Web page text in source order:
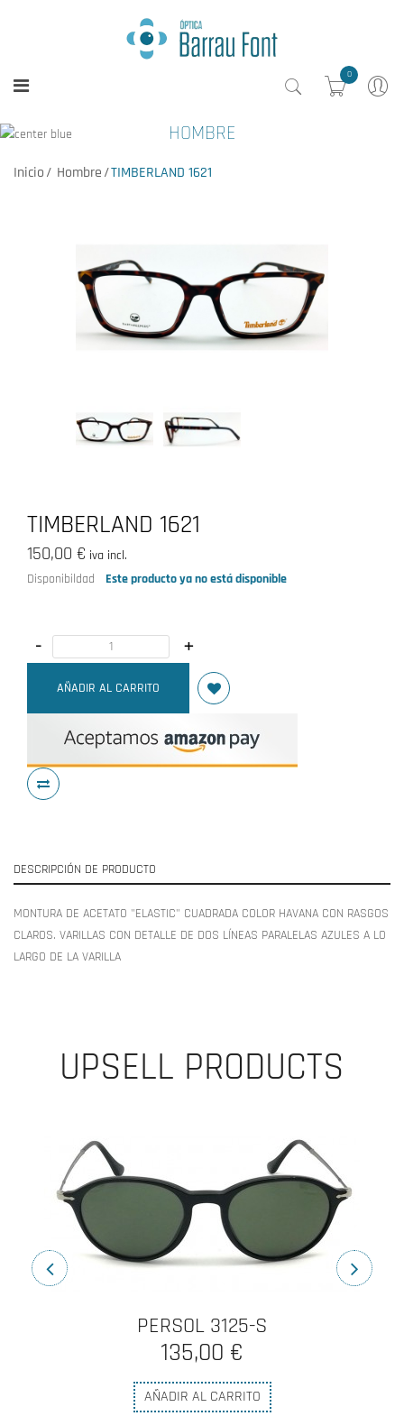
0
HOMBRE
Inicio Hombre TIMBERLAND 1621
TIMBERLAND 1621
150,00 € iva incl.
Disponibildad
Este producto ya no está disponible
- +
AÑADIR AL CARRITO
DESCRIPCIÓN DE PRODUCTO
MONTURA DE ACETATO "ELASTIC" CUADRADA COLOR HAVANA CON RASGOS
CLAROS. VARILLAS CON DETALLE DE DOS LÍNEAS PARALELAS AZULES A LO
LARGO DE LA VARILLA
UPSELL PRODUCTS
PERSOL 3125-S
135,00 €
AÑADIR AL CARRITO